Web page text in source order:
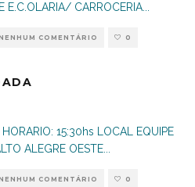
E.C.OLARIA/ CARROCERIA...
COMENTÁRIO 0
15:30hs LOCAL EQUIPE
ALEGRE OESTE...
COMENTÁRIO 0